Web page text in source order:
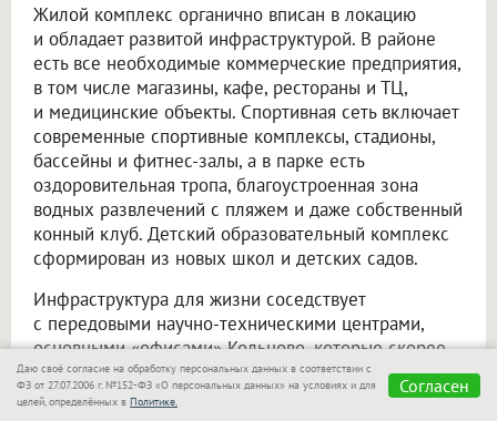
Жилой комплекс органично вписан в локацию
и обладает развитой инфраструктурой. В районе
есть все необходимые коммерческие предприятия,
в том числе магазины, кафе, рестораны и ТЦ,
и медицинские объекты. Спортивная сеть включает
современные спортивные комплексы, стадионы,
бассейны и фитнес-залы, а в парке есть
оздоровительная тропа, благоустроенная зона
водных развлечений с пляжем и даже собственный
конный клуб. Детский образовательный комплекс
сформирован из новых школ и детских садов.
Инфраструктура для жизни соседствует
с передовыми научно-техническими центрами,
основными «офисами» Кольцово, которые скорее
напоминают футуристичные арт-объекты, нежели
стереотипные промзоны. К примеру, сложная
Даю своё согласие на обработку персональных данных в соответствии с
ФЗ от 27.07.2006 г. №152-ФЗ «О персональных данных» на условиях и для
целей, определённых в Политике.
Согласен